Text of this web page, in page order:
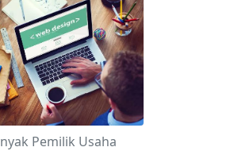
Pemilik Usaha